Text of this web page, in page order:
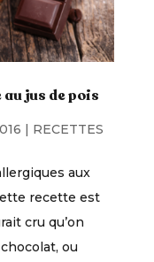
jus de pois
| RECETTES
aux
recette est
cru qu’on
ou